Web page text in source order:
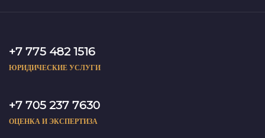
+7 775 482 1516
ЮРИДИЧЕСКИЕ УСЛУГИ
+7 705 237 7630
ОЦЕНКА И ЭКСПЕРТИЗА